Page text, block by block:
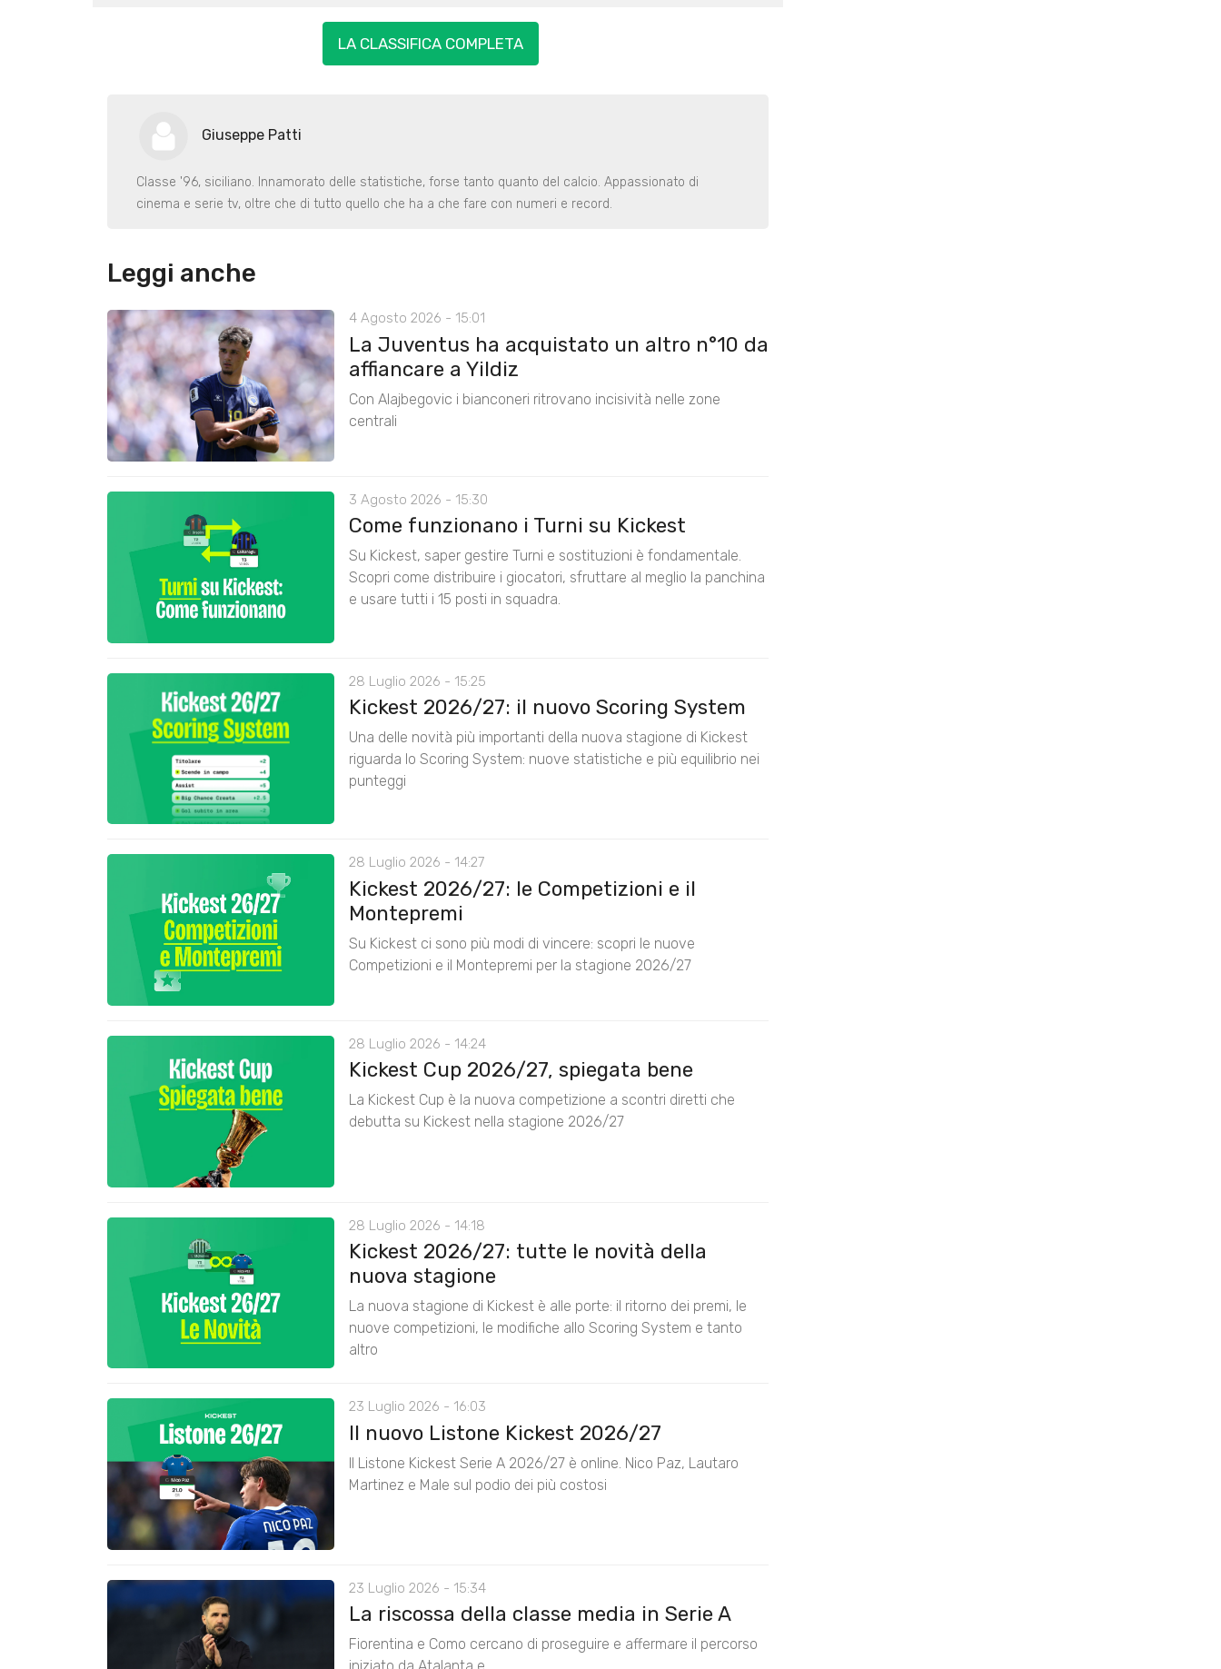
LA CLASSIFICA COMPLETA
Giuseppe Patti
Classe '96, siciliano. Innamorato delle statistiche, forse tanto quanto del calcio. Appassionato di
cinema e serie tv, oltre che di tutto quello che ha a che fare con numeri e record.
Leggi anche
4 Agosto 2026 - 15:01
La Juventus ha acquistato un altro n°10 da
affiancare a Yildiz
Con Alajbegovic i bianconeri ritrovano incisività nelle zone
centrali
3 Agosto 2026 - 15:30
Come funzionano i Turni su Kickest
Su Kickest, saper gestire Turni e sostituzioni è fondamentale.
Scopri come distribuire i giocatori, sfruttare al meglio la panchina
e usare tutti i 15 posti in squadra.
28 Luglio 2026 - 15:25
Kickest 2026/27: il nuovo Scoring System
Una delle novità più importanti della nuova stagione di Kickest
riguarda lo Scoring System: nuove statistiche e più equilibrio nei
punteggi
28 Luglio 2026 - 14:27
Kickest 2026/27: le Competizioni e il
Montepremi
Su Kickest ci sono più modi di vincere: scopri le nuove
Competizioni e il Montepremi per la stagione 2026/27
28 Luglio 2026 - 14:24
Kickest Cup 2026/27, spiegata bene
La Kickest Cup è la nuova competizione a scontri diretti che
debutta su Kickest nella stagione 2026/27
28 Luglio 2026 - 14:18
Kickest 2026/27: tutte le novità della
nuova stagione
La nuova stagione di Kickest è alle porte: il ritorno dei premi, le
nuove competizioni, le modifiche allo Scoring System e tanto
altro
23 Luglio 2026 - 16:03
Il nuovo Listone Kickest 2026/27
Il Listone Kickest Serie A 2026/27 è online. Nico Paz, Lautaro
Martinez e Male sul podio dei più costosi
23 Luglio 2026 - 15:34
La riscossa della classe media in Serie A
Fiorentina e Como cercano di proseguire e affermare il percorso